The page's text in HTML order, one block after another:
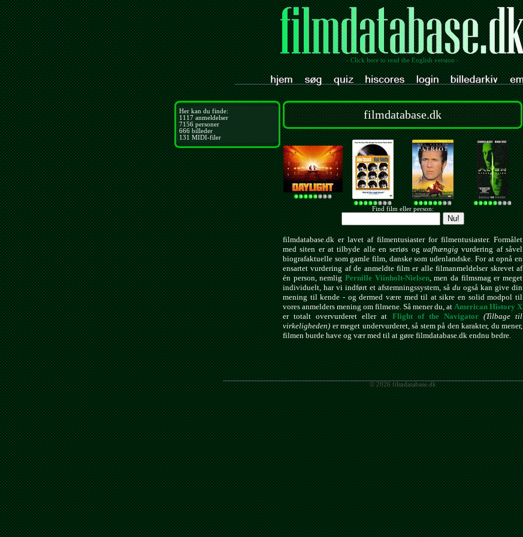
- Click here to read the English version -
Her kan du finde:
1117anmeldelser
7156personer
666billeder
131MIDI-filer
filmdatabase.dk
Find film eller person:
filmdatabase.dk er lavet af filmentusiaster for filmentusiaster. Formålet
med siten er at tilbyde alle en seriøs oguafhængigvurdering af såvel
biografaktuelle som gamle film, danske som udenlandske. For at opnå en
ensartet vurdering af de anmeldte film er alle filmanmeldelser skrevet af
én person, nemligPernille Viinholt-Nielsen, men da filmsmag er meget
individuelt, har vi indført et afstemningssystem, såduogså kan give din
mening til kende - og dermed være med til at sikre en solid modpol til
vores anmelders mening om filmene. Så mener du, atAmerican History X
er totalt overvurderet eller atFlight of the Navigator (Tilbage til
virkeligheden)er meget undervurderet, så stem på den karakter, du mener,
filmen burde have og vær med til at gøre filmdatabase.dk endnu bedre.
© 2026 filmdatabase.dk